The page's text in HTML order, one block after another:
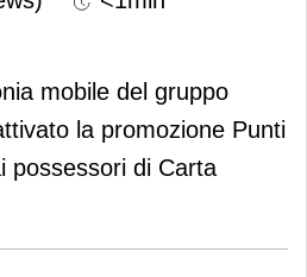
mobile del gruppo
la promozione Punti
possessori di Carta